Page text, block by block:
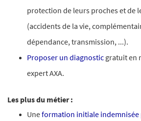
protection de leurs proches et de
(accidents de la vie,
dépendance, transmission, ...).
Proposer un diagnostic gratuit en
expert AXA.
Les plus du métier :
Uneformation initiale indemnisée